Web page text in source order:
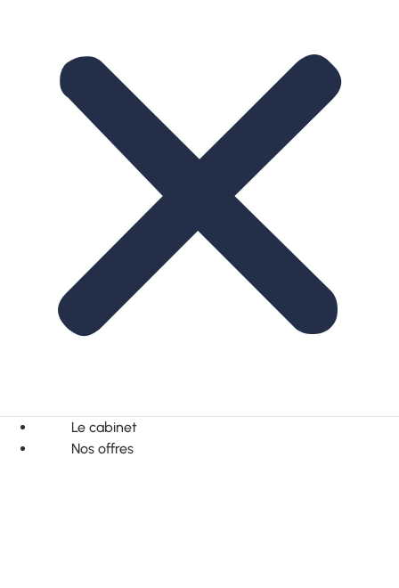
Le cabinet
Nos offres